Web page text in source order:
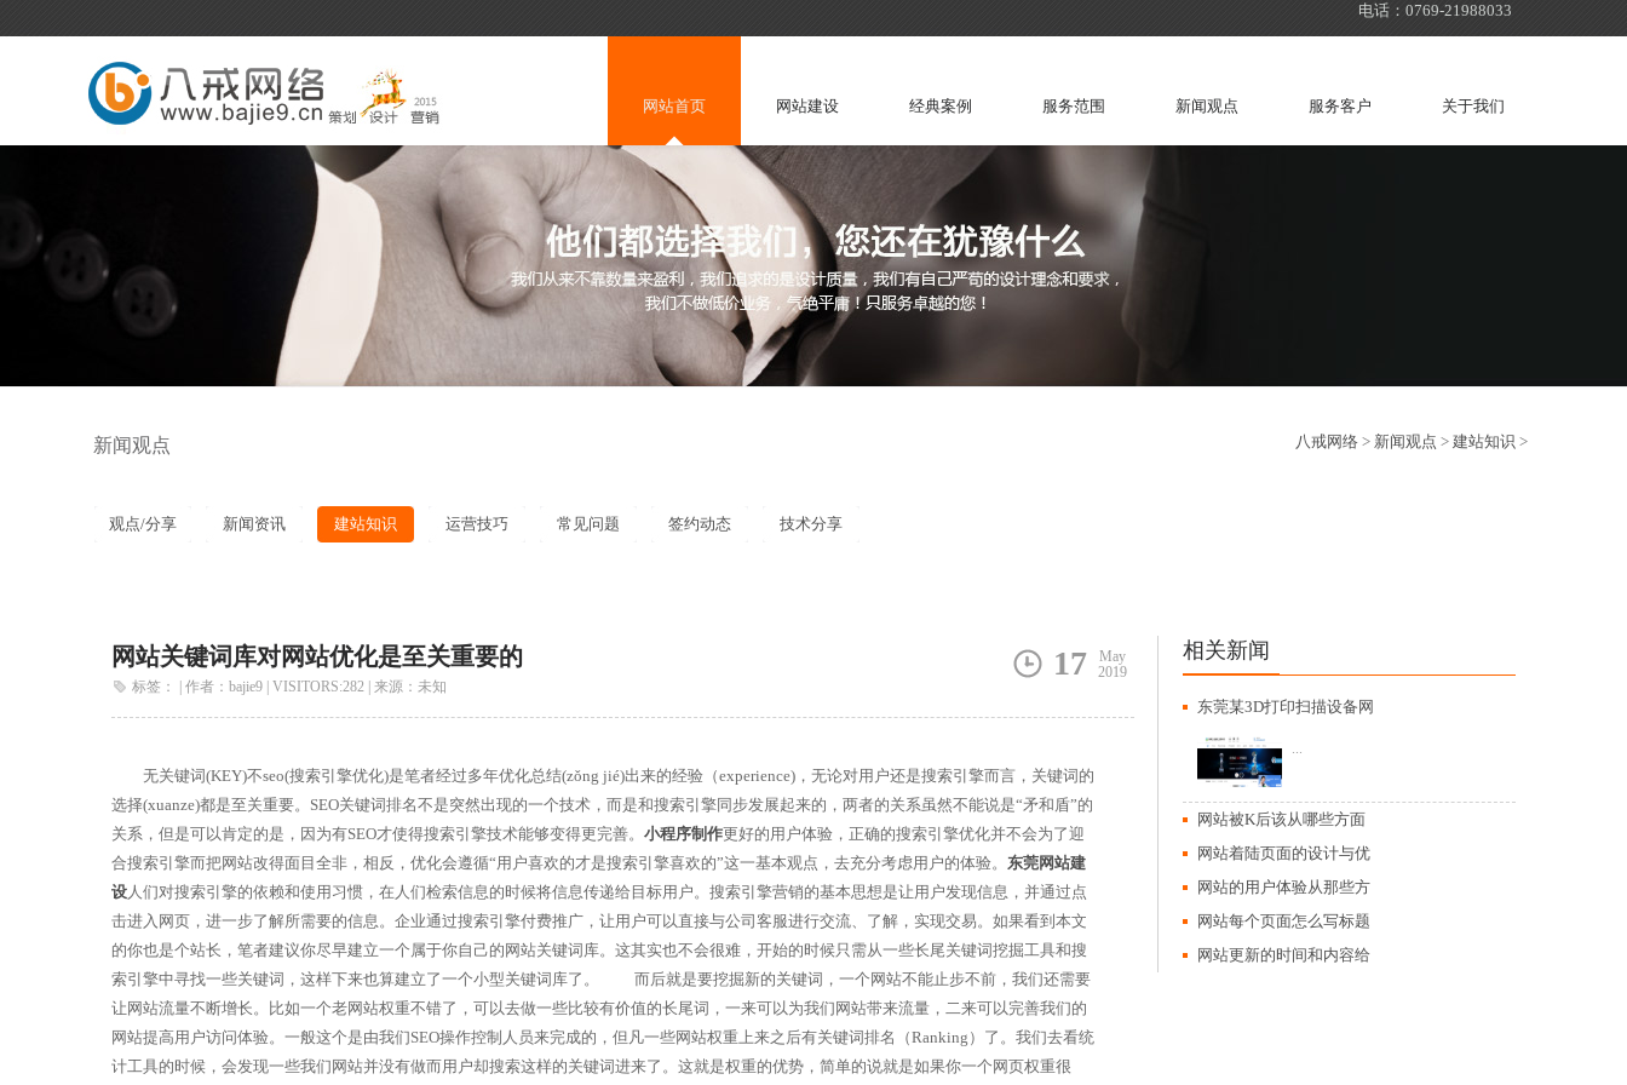
电话：0769-21988033
网站首页 网站建设 经典案例 服务范围 新闻观点 服务客户 关于我们
新闻观点 八戒网络 > 新闻观点 > 建站知识 >
观点/分享 新闻资讯 建站知识 运营技巧 常见问题 签约动态 技术分享
网站关键词库对网站优化是至关重要的
标签： | 作者：bajie9 | VISITORS:282 | 来源：未知
17
May
2019
无关键词(KEY)不seo(搜索引擎优化)是笔者经过多年优化总结(zǒng jié)出来的经验（experience)，无论对用户还是搜索引擎而言，关键词的
选择(xuanze)都是至关重要。SEO关键词排名不是突然出现的一个技术，而是和搜索引擎同步发展起来的，两者的关系虽然不能说是“矛和盾”的
关系，但是可以肯定的是，因为有SEO才使得搜索引擎技术能够变得更完善。 小程序制作更好的用户体验，正确的搜索引擎优化并不会为了迎
合搜索引擎而把网站改得面目全非，相反，优化会遵循“用户喜欢的才是搜索引擎喜欢的”这一基本观点，去充分考虑用户的体验。 东莞网站建
设人们对搜索引擎的依赖和使用习惯，在人们检索信息的时候将信息传递给目标用户。搜索引擎营销的基本思想是让用户发现信息，并通过点
击进入网页，进一步了解所需要的信息。企业通过搜索引擎付费推广，让用户可以直接与公司客服进行交流、了解，实现交易。如果看到本文
的你也是个站长，笔者建议你尽早建立一个属于你自己的网站关键词库。这其实也不会很难，开始的时候只需从一些长尾关键词挖掘工具和搜
索引擎中寻找一些关键词，这样下来也算建立了一个小型关键词库了。 而后就是要挖掘新的关键词，一个网站不能止步不前，我们还需要
让网站流量不断增长。比如一个老网站权重不错了，可以去做一些比较有价值的长尾词，一来可以为我们网站带来流量，二来可以完善我们的
网站提高用户访问体验。一般这个是由我们SEO操作控制人员来完成的，但凡一些网站权重上来之后有关键词排名（Ranking）了。我们去看统
计工具的时候，会发现一些我们网站并没有做而用户却搜索这样的关键词进来了。这就是权重的优势，简单的说就是如果你一个网页权重很
相关新闻
东莞某3D打印扫描设备网
...
网站被K后该从哪些方面
网站着陆页面的设计与优
网站的用户体验从那些方
网站每个页面怎么写标题
网站更新的时间和内容给